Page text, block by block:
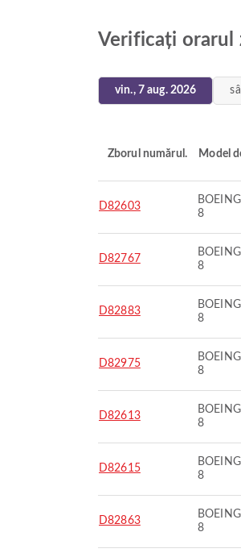
Verificați orarul
vin., 7 aug. 2026
Zborul numărul. Model
D82603
8
D82767
8
D82883
8
D82975
8
D82613
8
D82615
8
D82863
8